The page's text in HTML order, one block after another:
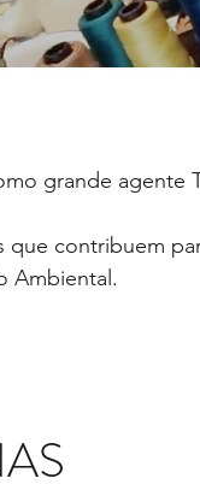
grande agente
contribuem
Ambiental.